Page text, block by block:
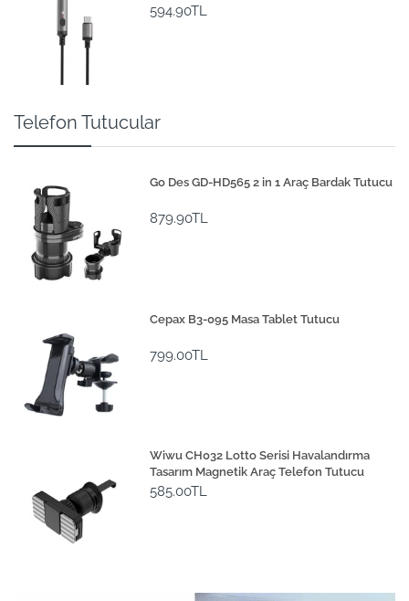
Çakmak Kablosu 30cm
594.90TL
Telefon Tutucular
Go Des GD-HD565 2 in 1 Araç Bardak Tutucu
879.90TL
Cepax B3-095 Masa Tablet Tutucu
799.00TL
Wiwu CH032 Lotto Serisi Havalandırma
Tasarım Magnetik Araç Telefon Tutucu
585.00TL